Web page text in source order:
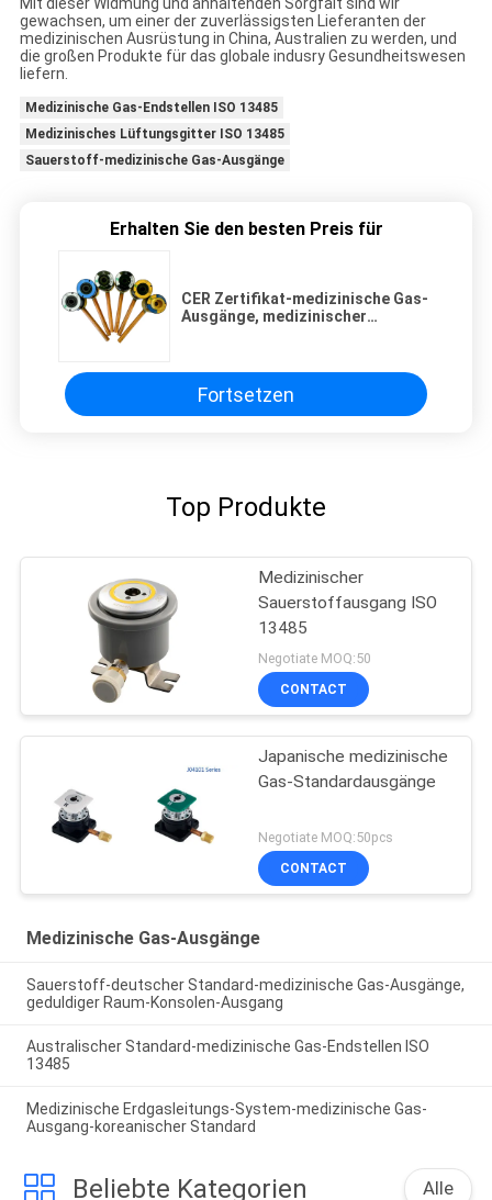
Mit dieser Widmung und anhaltenden Sorgfalt sind wir
gewachsen, um einer der zuverlässigsten Lieferanten der
medizinischen Ausrüstung in China, Australien zu werden, und
die großen Produkte für das globale indusry Gesundheitswesen
liefern.
Medizinische Gas-Endstellen ISO 13485
Medizinisches Lüftungsgitter ISO 13485
Sauerstoff-medizinische Gas-Ausgänge
Erhalten Sie den besten Preis für
CER Zertifikat-medizinische Gas-
Ausgänge, medizinischer
Fortsetzen
Top Produkte
Medizinischer
Sauerstoffausgang ISO
13485
Negotiate MOQ:50
CONTACT
Japanische medizinische
Gas-Standardausgänge
Negotiate MOQ:50pcs
CONTACT
Medizinische Gas-Ausgänge
Sauerstoff-deutscher Standard-medizinische Gas-Ausgänge,
geduldiger Raum-Konsolen-Ausgang
Australischer Standard-medizinische Gas-Endstellen ISO
13485
Medizinische Erdgasleitungs-System-medizinische Gas-
Ausgang-koreanischer Standard
Beliebte Kategorien Alle